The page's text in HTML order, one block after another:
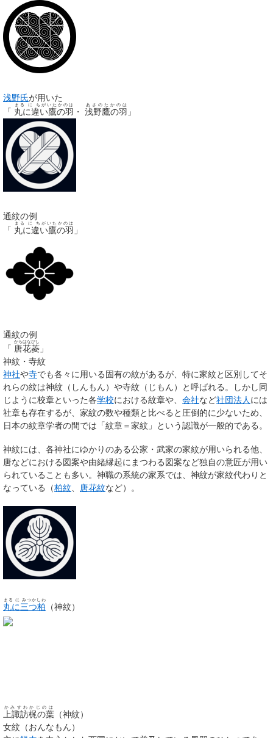
浅野氏が用いた
「 丸に違い鷹の羽
まる に ちがいたかのは
・ 浅野鷹の羽
あさのたかのは
」
通紋の例
「 丸に違い鷹の羽
まる に ちがいたかのは
」
通紋の例
「 唐花菱
からはなびし
」
神紋・寺紋
神社や寺でも各々に用いる固有の紋があるが、特に家紋と区別してそ
れらの紋は神紋 （しんもん）や寺紋 （じもん）と呼ばれる。しかし同
じように校章といった各学校における紋章や、 会社など社団法人 には
社章も存在するが、家紋の数や種類と比べると圧倒的に少ないため、
日本の紋章学者の間では「紋章＝家紋」という認識が一般的である。
神紋には、各神社にゆかりのある公家・武家の家紋が用いられる他、
唐などにおける図案や由緒縁起にまつわる図案など独自の意匠が用い
られていることも多い。神職の系統の家系では、神紋が家紋代わりと
なっている（柏紋 唐花紋など）。
丸に三つ柏
まる に みつかしわ
（神紋）
上諏訪梶の葉
かみすわかじのは
（神紋）
女紋（おんなもん）